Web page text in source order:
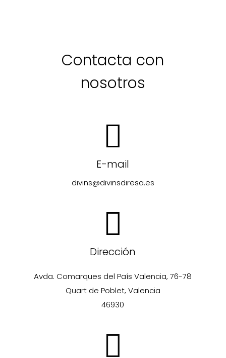
Contacta con
nosotros
E-mail
divins@divinsdiresa.es
Dirección
Avda. Comarques del País Valencia, 76-78
Quart de Poblet, Valencia
46930